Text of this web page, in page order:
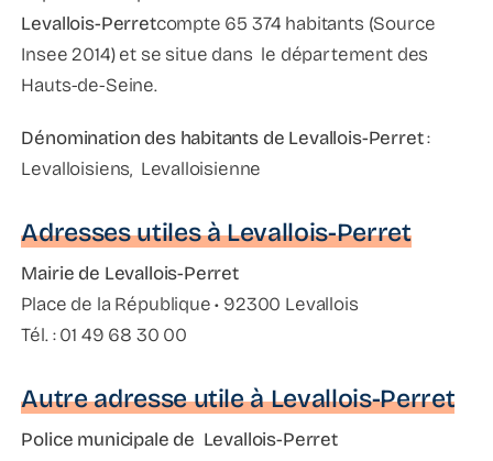
Levallois-Perretcompte 65 374 habitants (Source
Insee 2014) et se situe dans le département des
Hauts-de-Seine.
Dénomination des habitants de Levallois-Perret:
Levalloisiens, Levalloisienne
Adresses utiles à Levallois-Perret
Mairie de Levallois-Perret
Place de la République • 92300 Levallois
Tél. : 01 49 68 30 00
Autre adresse utile à Levallois-Perret
Police municipale de Levallois-Perret